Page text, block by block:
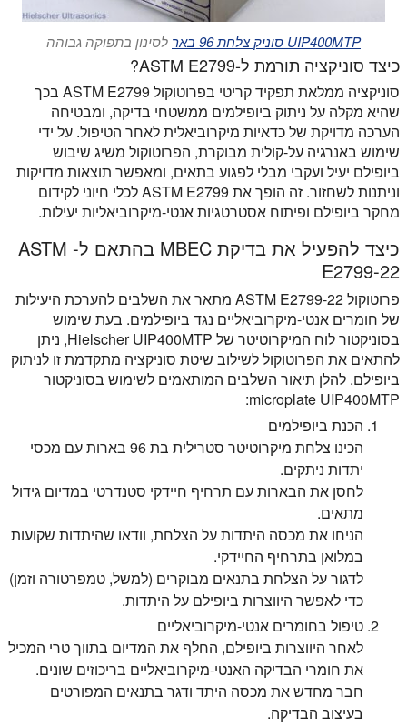
UIP400MTP סוניק צלחת 96 באר לסינון בתפוקה גבוהה
כיצד סוניקציה תורמת ל-ASTM E2799?
סוניקציה ממלאת תפקיד קריטי בפרוטוקול ASTM E2799 בכך
שהיא מקלה על ניתוק ביופילמים ממשטחי בדיקה, ומבטיחה
הערכה מדויקת של כדאיות מיקרוביאלית לאחר הטיפול. על ידי
שימוש באנרגיה על-קולית מבוקרת, הפרוטוקול משיג שיבוש
ביופילם יעיל ועקבי מבלי לפגוע בתאים, ומאפשר תוצאות מדויקות
וניתנות לשחזור. זה הופך את ASTM E2799 לכלי חיוני לקידום
מחקר ביופילם ופיתוח אסטרטגיות אנטי-מיקרוביאליות יעילות.
כיצד להפעיל את בדיקת MBEC בהתאם ל- ASTM
E2799-22
פרוטוקול ASTM E2799-22 מתאר את השלבים להערכת היעילות
של חומרים אנטי-מיקרוביאליים נגד ביופילמים. בעת שימוש
בסוניקטור לוח המיקרוטיטר של Hielscher UIP400MTP, ניתן
להתאים את הפרוטוקול לשילוב שיטת סוניקציה מתקדמת זו לניתוק
ביופילם. להלן תיאור השלבים המותאמים לשימוש בסוניקטור
microplate UIP400MTP:
הכנת ביופילמים
הכינו צלחת מיקרוטיטר סטרילית בת 96 בארות עם מכסי
יתדות ניתקים.
לחסן את הבארות עם תרחיף חיידקי סטנדרטי במדיום גידול
מתאים.
הניחו את מכסה היתדות על הצלחת, וודאו שהיתדות שקועות
במלואן בתרחיף החיידקי.
לדגור על הצלחת בתנאים מבוקרים (למשל, טמפרטורה וזמן)
כדי לאפשר היווצרות ביופילם על היתדות.
טיפול בחומרים אנטי-מיקרוביאליים
לאחר היווצרות ביופילם, החלף את המדיום בתווך טרי המכיל
את חומרי הבדיקה האנטי-מיקרוביאליים בריכוזים שונים.
חבר מחדש את מכסה היתד ודגר בתנאים המפורטים
בעיצוב הבדיקה.